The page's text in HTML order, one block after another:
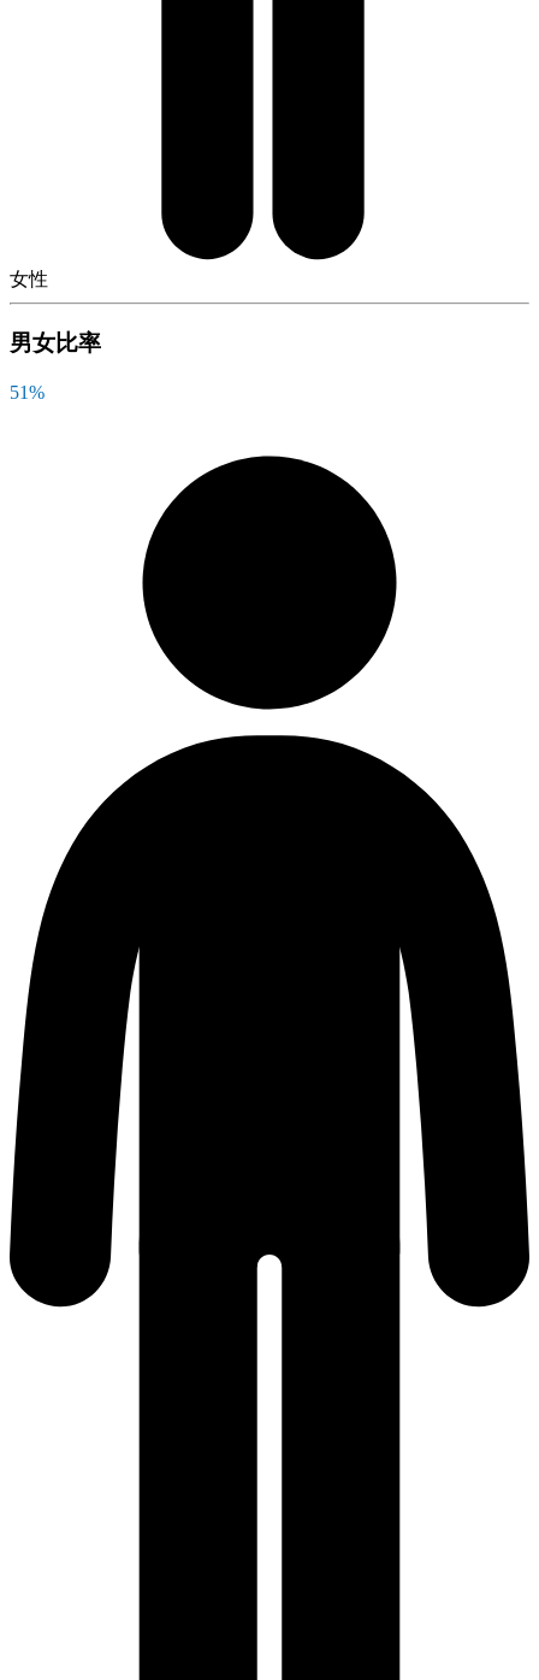
女性
男女比率
51%